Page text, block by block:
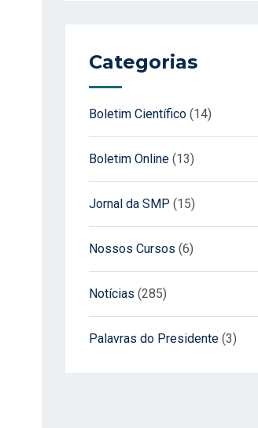
Categorias
Boletim Científico (14)
Boletim Online (13)
Jornal da SMP (15)
Nossos Cursos (6)
Notícias (285)
Palavras do Presidente (3)